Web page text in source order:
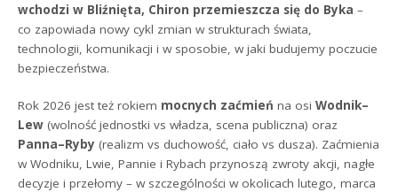
wchodzi w Bliźnięta, Chiron przemieszcza się do Byka –
co zapowiada nowy cykl zmian w strukturach świata,
technologii, komunikacji i w sposobie, w jaki budujemy poczucie
bezpieczeństwa.
Rok 2026 jest też rokiem mocnych zaćmień na osiWodnik–
Lew (wolność jednostki vs władza, scena publiczna) oraz
Panna–Ryby (realizm vs duchowość, ciało vs dusza). Zaćmienia
w Wodniku, Lwie, Pannie i Rybach przynoszą zwroty akcji, nagłe
decyzje i przełomy – w szczególności w okolicach lutego, marca